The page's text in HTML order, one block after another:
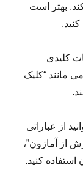
بهتر است
کلیدی
مانند “کلیک
از عباراتی
از آمازون”،
استفاده کنید.